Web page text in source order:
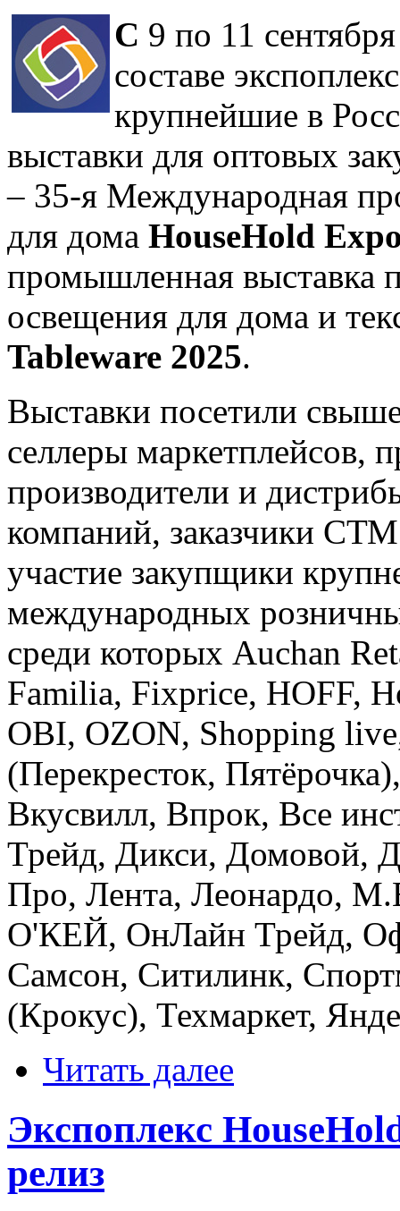
С 9 по 11
составе
крупнейшие в
выставки для оптовых
– 35-я Международная
для дома HouseHold
промышленная выставка
освещения для дома и
Tableware 2025.
Выставки посетили
селлеры маркетплейсов,
производители и
компаний, заказчики
участие закупщики
международных
среди которых Auchan
Familia, Fixprice, HOFF,
OBI, OZON, Shopping
(Перекресток,
Вкусвилл, Впрок, Все
Трейд, Дикси, Домовой,
Про, Лента, Леонардо,
О'КЕЙ, ОнЛайн Трейд,
Самсон, Ситилинк,
(Крокус), Техмаркет,
Читать далее
Экспоплекс
релиз